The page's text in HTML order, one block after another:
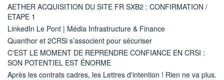
AETHER ACQUISITION DU SITE FR SXB2 : CONFIRMATION /
ETAPE 1
LinkedIn Le Pont | Média Infrastructure & Finance
Quanthor et 2CRSi s’associent pour sécuriser
C'EST LE MOMENT DE REPRENDRE CONFIANCE EN CRSI :
SON POTENTIEL EST ÉNORME
Après les contrats cadres, les Lettres d'intention ! Rien ne va plus.